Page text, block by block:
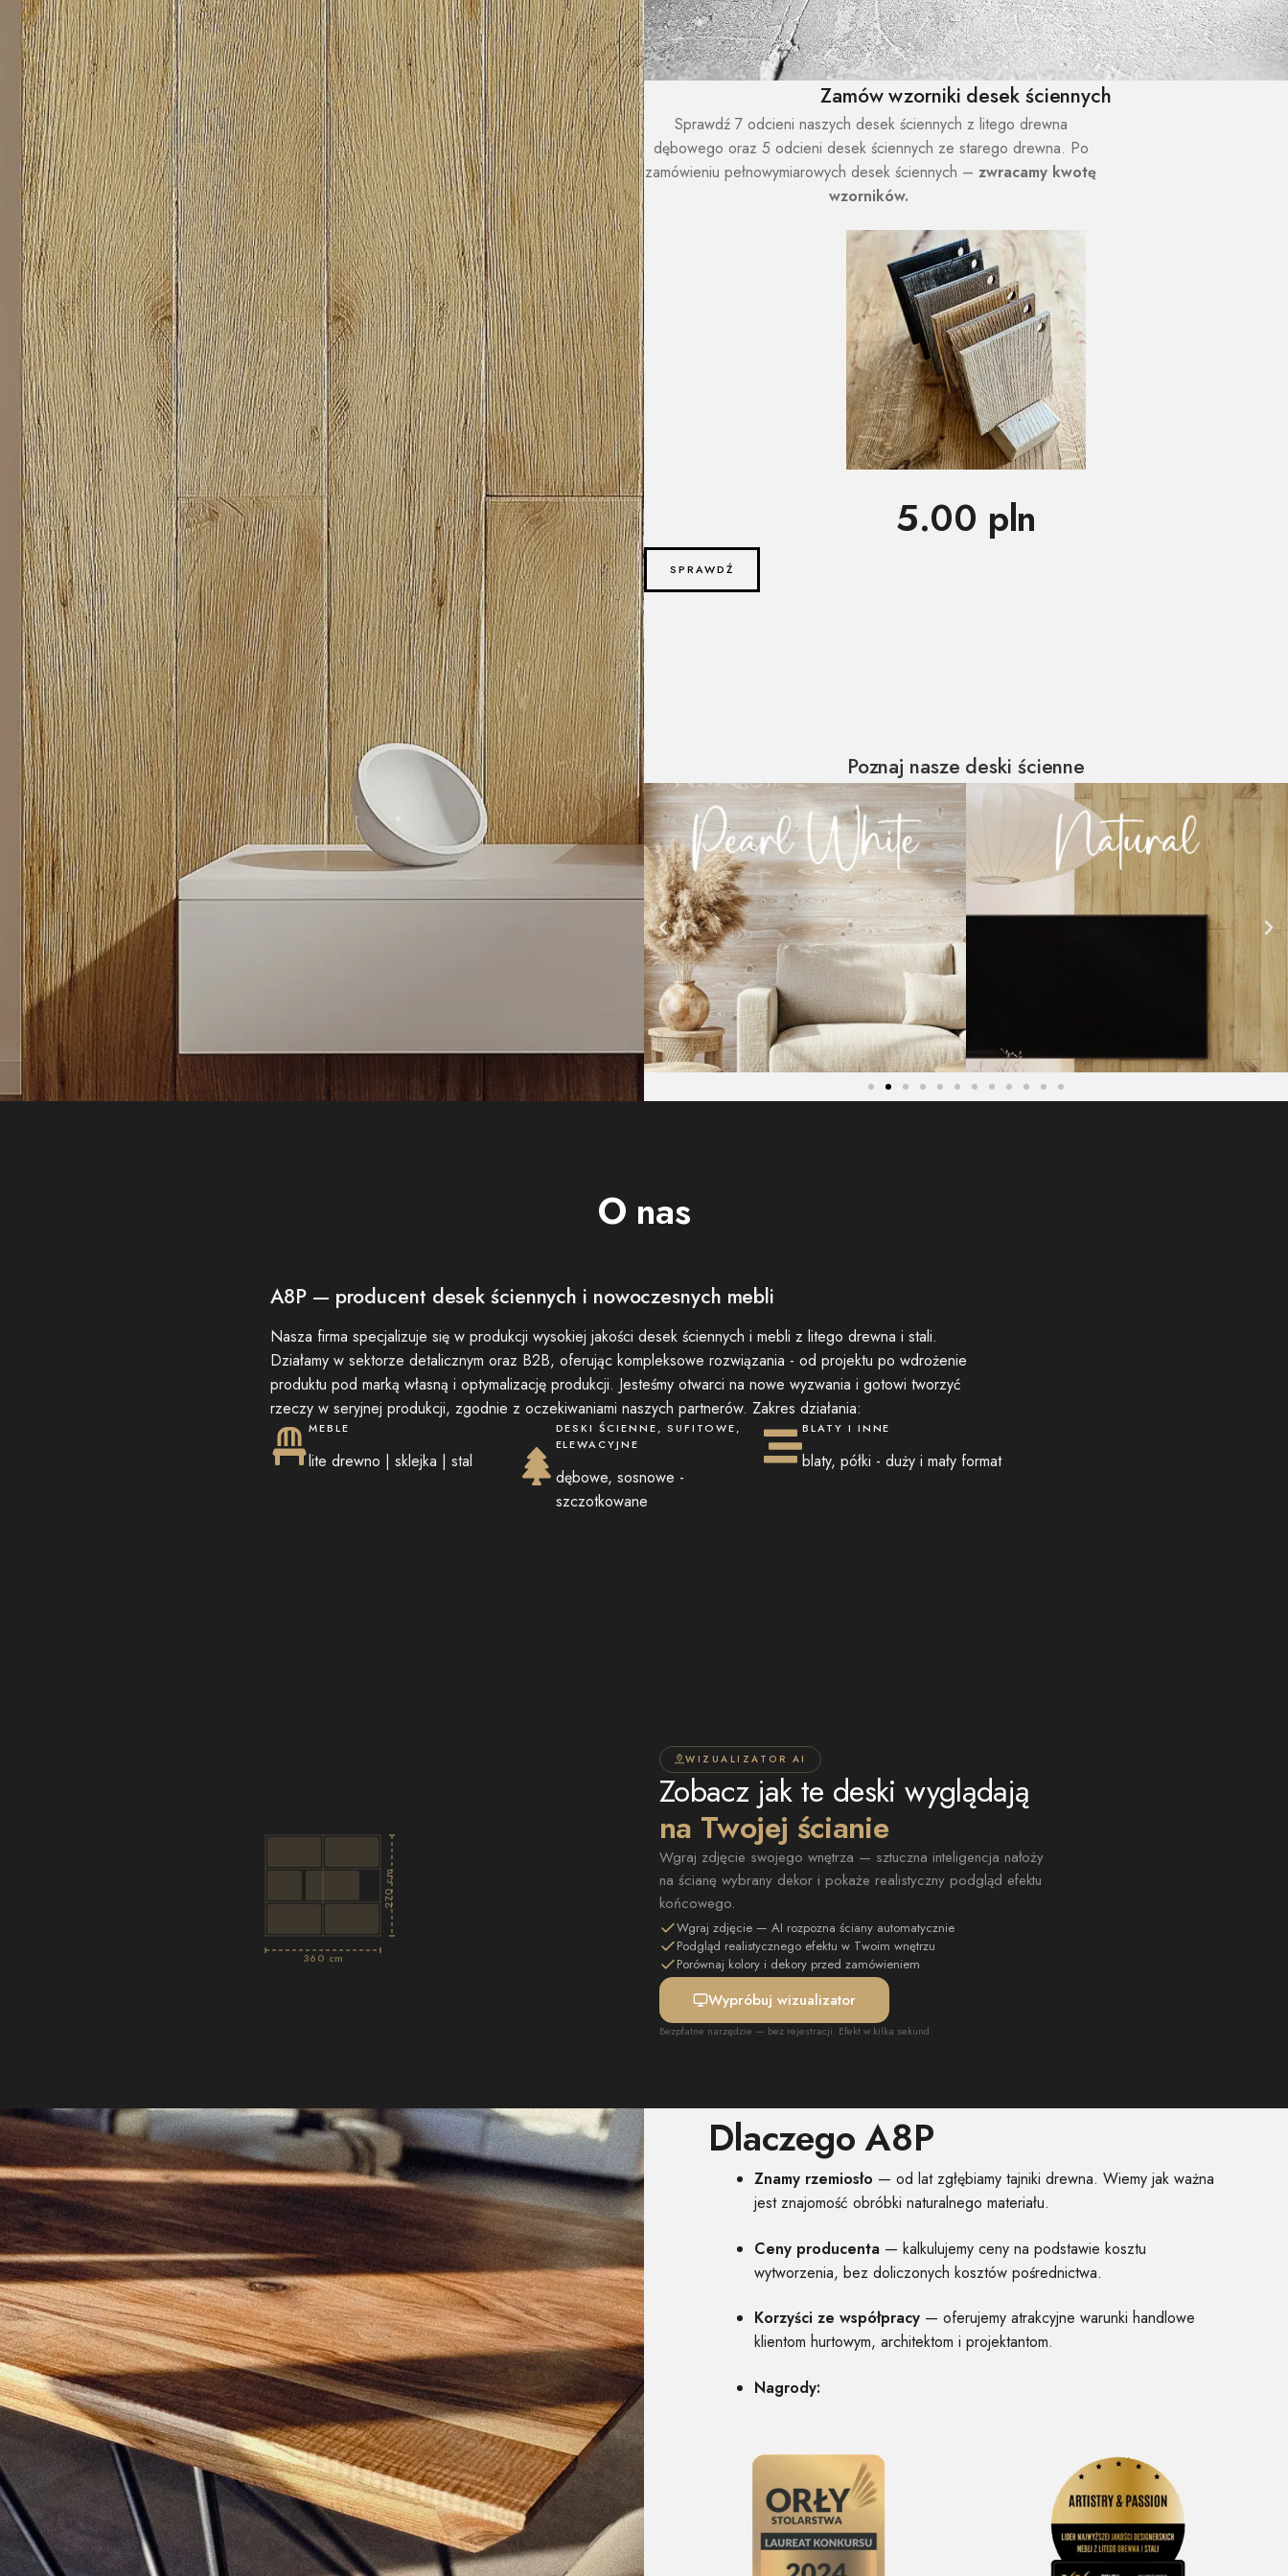
Zamów wzorniki desek ściennych
Sprawdź 7 odcieni naszych desek ściennych z litego drewna
dębowego oraz 5 odcieni desek ściennych ze starego drewna. Po
zamówieniu pełnowymiarowych desek ściennych – zwracamy kwotę
wzorników.
5.00 pln
SPRAWDŹ
Poznaj nasze deski ścienne
O nas
A8P — producent desek ściennych i nowoczesnych mebli
Nasza firma specjalizuje się w produkcji wysokiej jakości desek ściennych i mebli z litego drewna i stali.
Działamy w sektorze detalicznym oraz B2B, oferując kompleksowe rozwiązania - od projektu po wdrożenie
produktu pod marką własną i optymalizację produkcji. Jesteśmy otwarci na nowe wyzwania i gotowi tworzyć
rzeczy w seryjnej produkcji, zgodnie z oczekiwaniami naszych partnerów. Zakres działania:
MEBLE
lite drewno | sklejka | stal
DESKI ŚCIENNE, SUFITOWE,
ELEWACYJNE
dębowe, sosnowe -
szczotkowane
BLATY I INNE
blaty, półki - duży i mały format
360 cm
270 cm
WIZUALIZATOR AI
Zobacz jak te deski wyglądają
na Twojej ścianie
Wgraj zdjęcie swojego wnętrza — sztuczna inteligencja nałoży
na ścianę wybrany dekor i pokaże realistyczny podgląd efektu
końcowego.
Wgraj zdjęcie — AI rozpozna ściany automatycznie
Podgląd realistycznego efektu w Twoim wnętrzu
Porównaj kolory i dekory przed zamówieniem
Wypróbuj wizualizator
Bezpłatne narzędzie — bez rejestracji. Efekt w kilka sekund.
Dlaczego A8P
Znamy rzemiosło — od lat zgłębiamy tajniki drewna. Wiemy jak ważna
jest znajomość obróbki naturalnego materiału.
Ceny producenta — kalkulujemy ceny na podstawie kosztu
wytworzenia, bez doliczonych kosztów pośrednictwa.
Korzyści ze współpracy — oferujemy atrakcyjne warunki handlowe
klientom hurtowym, architektom i projektantom.
Nagrody: